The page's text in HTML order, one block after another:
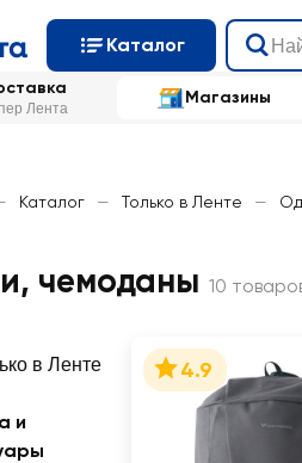
Каталог
Лента
Магазины
Каталог — Только в Ленте —
чемоданы 10
в Ленте
и
4.9